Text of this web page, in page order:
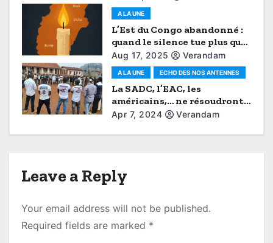
A LA UNE
L’Est du Congo abandonné :
quand le silence tue plus que
les balles (Tribune
d’opinion)
Aug 17, 2025 Verandam
A LA UNE ECHO DES NOS ANTENNES
La SADC, l’EAC, les
américains,… ne résoudront
jamais les problèmes
notre place, mobilisons-
Apr 7, 2024 Verandam
Leave a Reply
Your email address will not be published.
Required fields are marked *